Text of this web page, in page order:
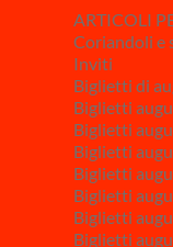
ARTICOLI
Coriandoli e
Inviti
Biglietti di
Biglietti
Biglietti
Biglietti
Biglietti
Biglietti
Biglietti
Biglietti